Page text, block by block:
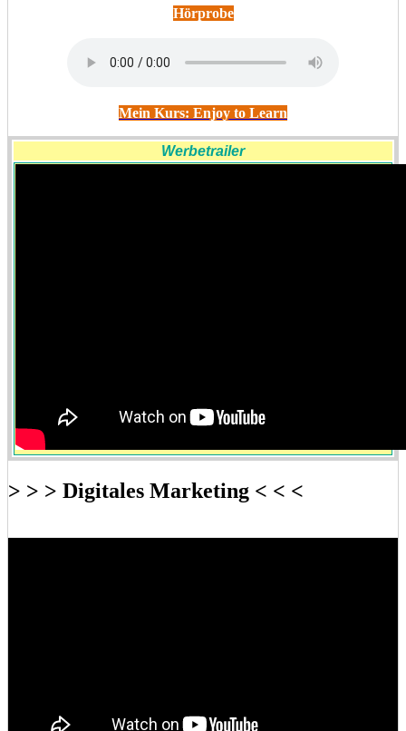
Hörprobe
Mein Kurs: Enjoy to Learn
Werbetrailer
> > > Digitales Marketing < < <